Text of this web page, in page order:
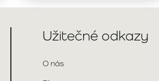
Užitečné odkazy
O nás